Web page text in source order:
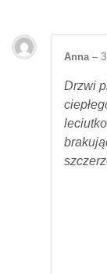
Anna –
Drzwi